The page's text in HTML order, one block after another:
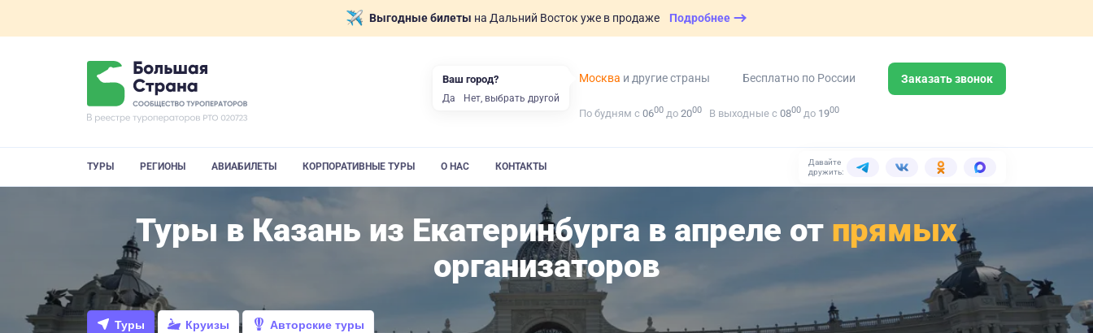
Выгодные билеты на Дальний Восток уже в продаже Подробнее
Москва и другие страны Бесплатно по России Заказать звонок
По будням с 0600 до 2000 В выходные с 0800 до 1900
ТУРЫ РЕГИОНЫ АВИАБИЛЕТЫ КОРПОРАТИВНЫЕ ТУРЫ О НАС КОНТАКТЫ
Давайте
дружить:
Туры в Казань из Екатеринбурга в апреле от прямых
организаторов
Туры Круизы Авторские туры
Ваш город?
Да Нет, выбрать другой